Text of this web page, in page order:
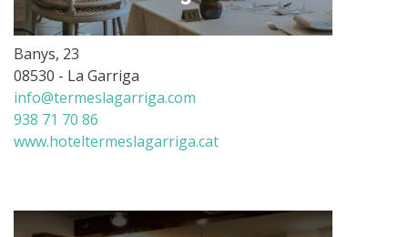
Banys, 23
08530 - La Garriga
info@termeslagarriga.com
938 71 70 86
www.hoteltermeslagarriga.cat